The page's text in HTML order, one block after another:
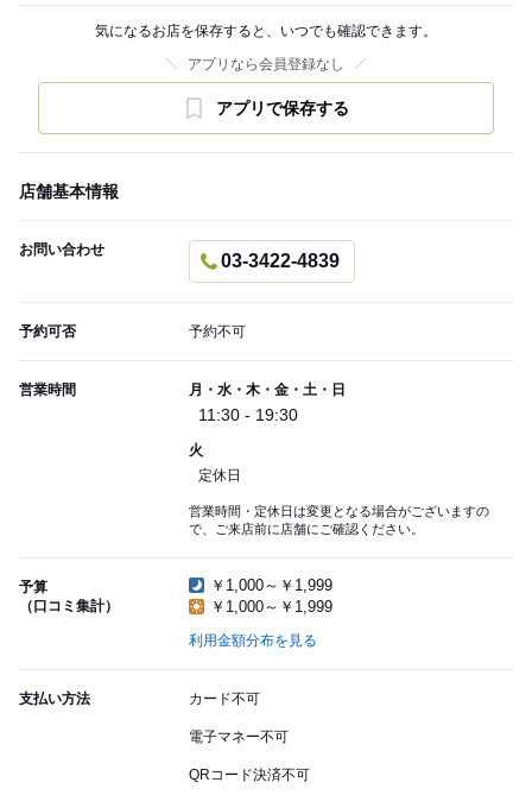
気になるお店を保存すると、いつでも確認できます。
アプリなら会員登録なし
アプリで保存する
店舗基本情報
お問い合わせ
03-3422-4839
予約可否 予約不可
営業時間 月・水・木・金・土・日
11:30 - 19:30
火
定休日
営業時間・定休日は変更となる場合がございますの
で、ご来店前に店舗にご確認ください。
予算
（口コミ集計）
￥1,000～￥1,999
￥1,000～￥1,999
利用金額分布を見る
支払い方法 カード不可
電子マネー不可
QRコード決済不可